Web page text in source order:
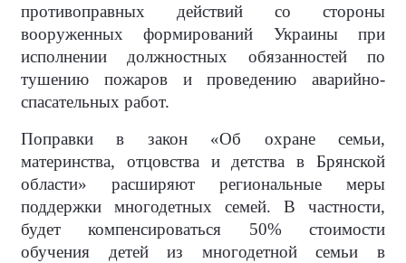
противоправных действий со стороны
вооруженных формирований Украины при
исполнении должностных обязанностей по
тушению пожаров и проведению аварийно-
спасательных работ.
Поправки в закон «Об охране семьи,
материнства, отцовства и детства в Брянской
области» расширяют региональные меры
поддержки многодетных семей. В частности,
будет компенсироваться 50% стоимости
обучения детей из многодетной семьи в